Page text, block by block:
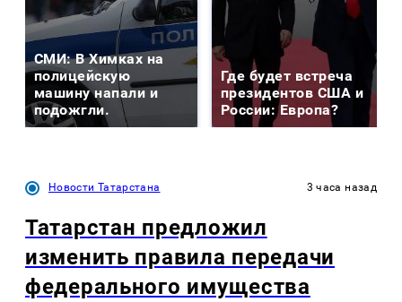
СМИ: В Химках на
полицейскую
машину напали и
подожгли.
Где будет встреча
президентов США и
России: Европа?
Новости Татарстана 3 часа назад
Татарстан предложил
изменить правила передачи
федерального имущества